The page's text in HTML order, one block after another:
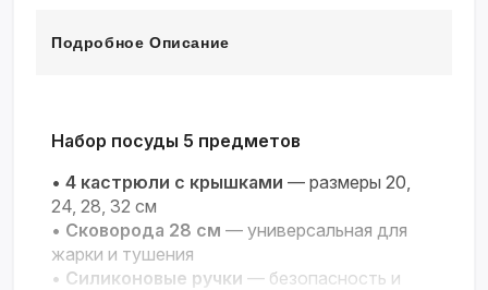
Подробное Описание
Набор посуды 5 предметов
• 4 кастрюли с крышками — размеры 20,
24, 28, 32 см
• Сковорода 28 см — универсальная для
жарки и тушения
• Силиконовые ручки — безопасность и